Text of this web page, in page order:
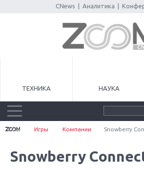
CNews Аналитика
ТЕХНИКА НАУКА
Игры Компании Snowberry
Snowberry